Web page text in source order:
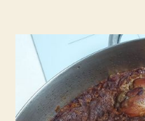
המושלם
לשבת
מתחילה
כאן
וכמה
זה